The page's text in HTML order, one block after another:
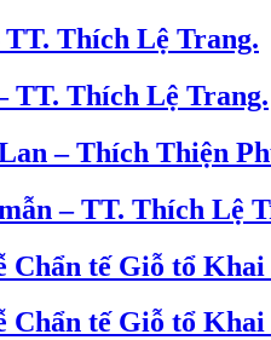
TT. Thích Lệ Trang.
TT. Thích Lệ Trang.
– Thích Thiện
– TT. Thích Lệ
Chẩn tế Giỗ tổ Khai
Chẩn tế Giỗ tổ Khai